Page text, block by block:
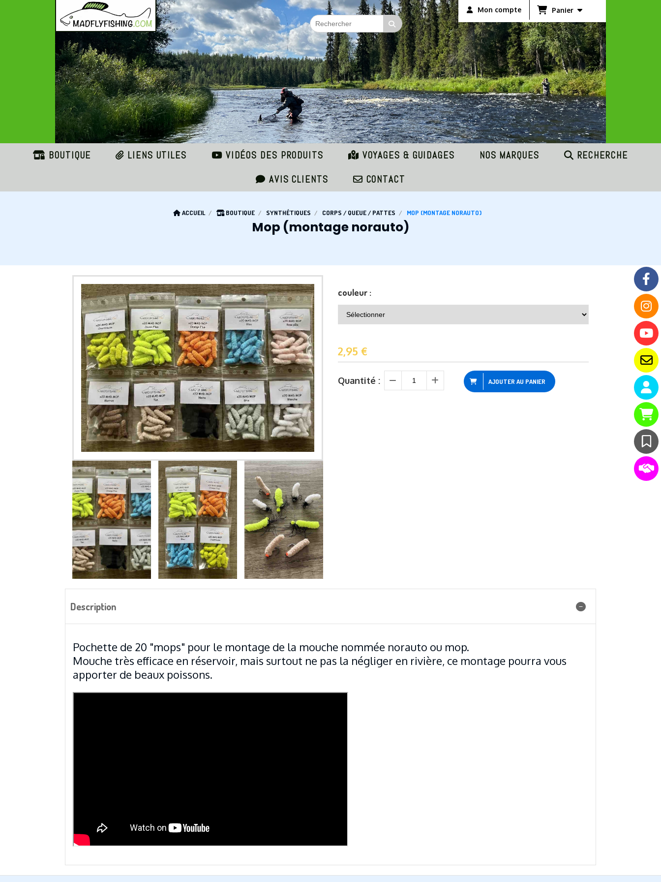
Mon compte Panier
BOUTIQUE LIENS UTILES VIDÉOS DES PRODUITS VOYAGES & GUIDAGES NOS MARQUES
RECHERCHE
AVIS CLIENTS
CONTACT
ACCUEIL BOUTIQUE SYNTHÉTIQUES CORPS / QUEUE / PATTES MOP (MONTAGE NORAUTO)
Mop (montage norauto)
couleur :
2,95 €
Quantité : AJOUTER AU PANIER
Description
Pochette de 20 "mops" pour le montage de la mouche nommée norauto ou mop.
Mouche très efficace en réservoir, mais surtout ne pas la négliger en rivière, ce montage pourra vous
apporter de beaux poissons.
Panneau de gestion des cookies